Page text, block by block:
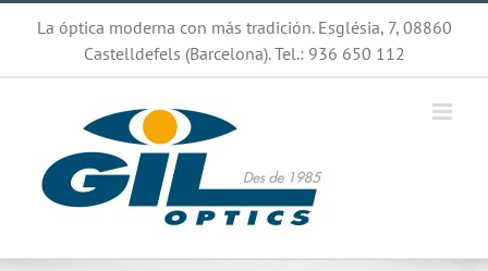
La óptica moderna con más tradición. Església, 7, 08860
Castelldefels (Barcelona). Tel.: 936 650 112